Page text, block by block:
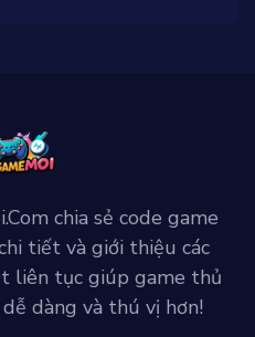
chia sẻ code game
tiết và giới thiệu các
liên tục giúp game thủ
dàng và thú vị hơn!